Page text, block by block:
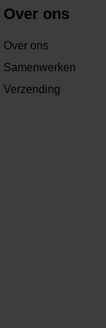
Over ons
Over ons
Samenwerken
Verzending